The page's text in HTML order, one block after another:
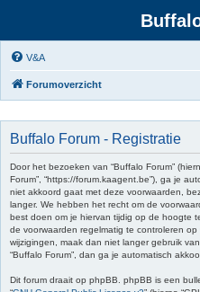
V&A
Forumoverzicht
Buffalo Forum - Registratie
Door het bezoeken van “Buffalo Forum”
Forum”, “https://forum.kaagent.be”), ga je
niet akkoord gaat met deze voorwaarden,
langer. We hebben het recht om de
best doen om je hiervan tijdig op de hoogte
de voorwaarden regelmatig te controleren
wijzigingen, maak dan niet langer gebruik
“Buffalo Forum”, dan ga je automatisch
Dit forum draait op phpBB. phpBB is een